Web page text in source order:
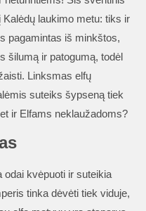
laukimo metu: tiks ir
pagamintas iš minkštos,
šilumą ir patogumą, todėl
Linksmas elfų
suteiks šypseną tiek
ir Elfams neklaužadoms?
odai kvėpuoti ir suteikia
tinka dėvėti tiek viduje,